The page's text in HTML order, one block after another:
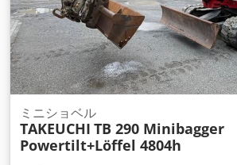
ミニショベル
TAKEUCHI TB 290 Minibagger
Powertilt+Löffel 4804h